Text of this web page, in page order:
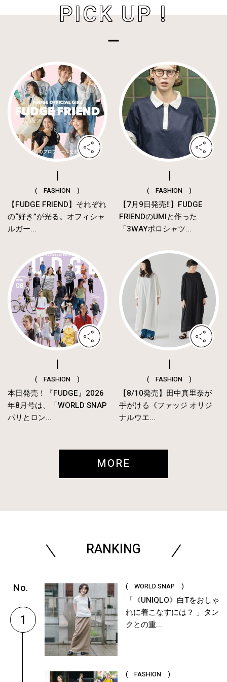
PICK UP !
( FASHION )
【FUDGE FRIEND】それぞれ
の“好き”が光る。オフィシャ
ルガー...
( FASHION )
【7月9日発売‼︎】FUDGE
FRIENDのUMIと作った
「3WAYポロシャツ...
( FASHION )
本日発売！『FUDGE』2026
年8月号は、「WORLD SNAP
パリとロン...
( FASHION )
【8/10発売】田中真里奈が
手がける《ファッジ オリジ
ナルウエ...
MORE
RANKING
1
( WORLD SNAP )
「《UNIQLO》白Tをおしゃ
れに着こなすには？ 」タン
クとの重...
( FASHION )